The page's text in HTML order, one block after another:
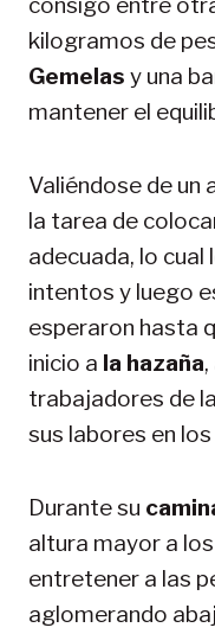
kilogramos de
Gemelas y una
mantener el
Valiéndose de un
la tarea de
adecuada, lo
intentos y luego
esperaron hasta
inicio a la hazaña
trabajadores de
sus labores en
Durante su
altura mayor a
entretener a las
aglomerando